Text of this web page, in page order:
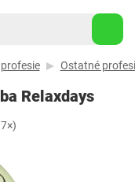
Ostatné
Relaxdays